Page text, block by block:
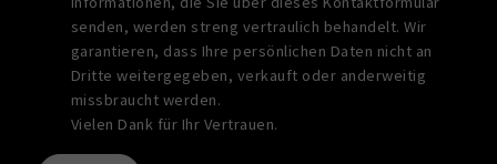
senden, werden streng vertraulich behandelt. Wir
garantieren, dass Ihre persönlichen Daten nicht an
Dritte weitergegeben, verkauft oder anderweitig
missbraucht werden.
Vielen Dank für Ihr Vertrauen.